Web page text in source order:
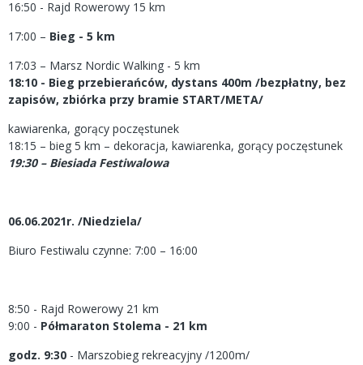
16:50 - Rajd Rowerowy 15 km
17:00 – Bieg - 5 km
17:03 – Marsz Nordic Walking - 5 km
18:10 - Bieg przebierańców, dystans 400m /bezpłatny, bez
zapisów, zbiórka przy bramie START/META/
kawiarenka, gorący poczęstunek
18:15 – bieg 5 km – dekoracja, kawiarenka, gorący poczęstunek
19:30 – Biesiada Festiwalowa
06.06.2021r. /Niedziela/
Biuro Festiwalu czynne: 7:00 – 16:00
8:50 - Rajd Rowerowy 21 km
9:00 - Półmaraton Stolema - 21 km
godz. 9:30 - Marszobieg rekreacyjny /1200m/